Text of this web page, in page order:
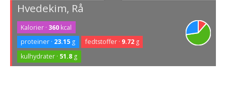
Hvedekim, Rå
Kalorier · 360 kcal
proteiner · 23.15 g fedtstoffer · 9.72g
kulhydrater · 51.8 g